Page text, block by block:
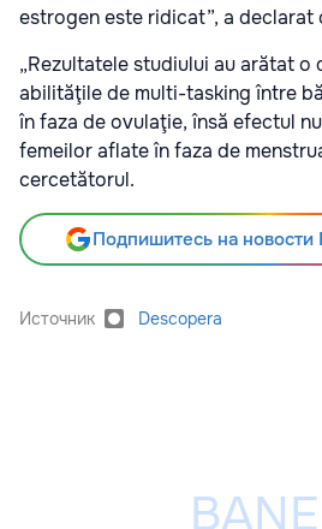
estrogen este ridicat”, a declarat
„Rezultatele studiului au arătat o
abilităţile de multi-tasking între
în faza de ovulaţie, însă efectul
femeilor aflate în faza de
cercetătorul.
Подпишитесь на новости
Источник Descopera